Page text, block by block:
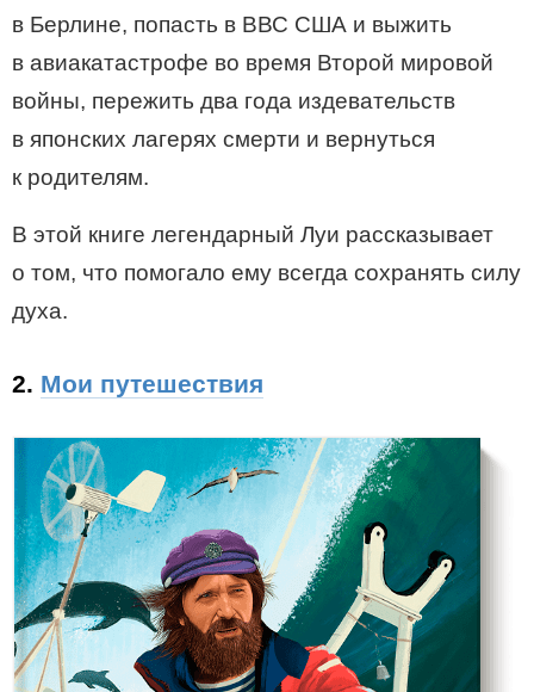
в Берлине, попасть в ВВС США и выжить
в авиакатастрофе во время Второй мировой
войны, пережить два года издевательств
в японских лагерях смерти и вернуться
к родителям.
В этой книге легендарный Луи рассказывает
о том, что помогало ему всегда сохранять силу
духа.
2. Мои путешествия